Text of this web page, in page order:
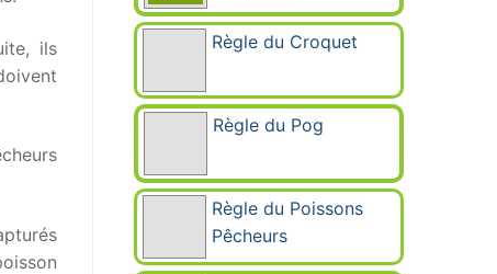
ils
Règle du Croquet
Règle du Pog
Règle du Poissons
Pêcheurs